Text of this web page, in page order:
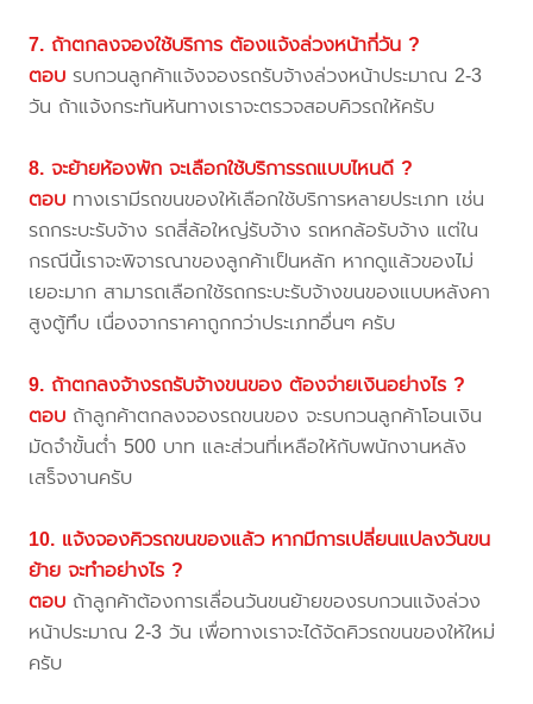
7. ถ้าตกลงจองใช้บริการ ต้องแจ้งล่วงหน้ากี่วัน ?
ตอบ รบกวนลูกค้าแจ้งจองรถรับจ้างล่วงหน้าประมาณ 2-3
วัน ถ้าแจ้งกระทันหันทางเราจะตรวจสอบคิวรถให้ครับ
8. จะย้ายห้องพัก จะเลือกใช้บริการรถแบบไหนดี ?
ตอบ ทางเรามีรถขนของให้เลือกใช้บริการหลายประเภท เช่น
รถกระบะรับจ้าง รถสี่ล้อใหญ่รับจ้าง รถหกล้อรับจ้าง แต่ใน
กรณีนี้เราจะพิจารณาของลูกค้าเป็นหลัก หากดูแล้วของไม่
เยอะมาก สามารถเลือกใช้รถกระบะรับจ้างขนของแบบหลังคา
สูงตู้ทึบ เนื่องจากราคาถูกกว่าประเภทอื่นๆ ครับ
9. ถ้าตกลงจ้างรถรับจ้างขนของ ต้องจ่ายเงินอย่างไร ?
ตอบ ถ้าลูกค้าตกลงจองรถขนของ จะรบกวนลูกค้าโอนเงิน
มัดจำขั้นต่ำ 500 บาท และส่วนที่เหลือให้กับพนักงานหลัง
เสร็จงานครับ
10. แจ้งจองคิวรถขนของแล้ว หากมีการเปลี่ยนแปลงวันขน
ย้าย จะทำอย่างไร ?
ตอบ ถ้าลูกค้าต้องการเลื่อนวันขนย้ายของรบกวนแจ้งล่วง
หน้าประมาณ 2-3 วัน เพื่อทางเราจะได้จัดคิวรถขนของให้ใหม่
ครับ